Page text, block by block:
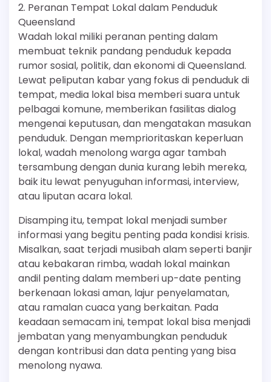
2. Peranan Tempat Lokal dalam Penduduk
Queensland
Wadah lokal miliki peranan penting dalam
membuat teknik pandang penduduk kepada
rumor sosial, politik, dan ekonomi di Queensland.
Lewat peliputan kabar yang fokus di penduduk di
tempat, media lokal bisa memberi suara untuk
pelbagai komune, memberikan fasilitas dialog
mengenai keputusan, dan mengatakan masukan
penduduk. Dengan memprioritaskan keperluan
lokal, wadah menolong warga agar tambah
tersambung dengan dunia kurang lebih mereka,
baik itu lewat penyuguhan informasi, interview,
atau liputan acara lokal.
Disamping itu, tempat lokal menjadi sumber
informasi yang begitu penting pada kondisi krisis.
Misalkan, saat terjadi musibah alam seperti banjir
atau kebakaran rimba, wadah lokal mainkan
andil penting dalam memberi up-date penting
berkenaan lokasi aman, lajur penyelamatan,
atau ramalan cuaca yang berkaitan. Pada
keadaan semacam ini, tempat lokal bisa menjadi
jembatan yang menyambungkan penduduk
dengan kontribusi dan data penting yang bisa
menolong nyawa.